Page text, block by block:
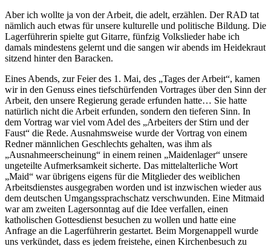
Aber ich wollte ja von der Arbeit, die adelt, erzählen. Der RAD tat
nämlich auch etwas für unsere kulturelle und politische Bildung. Die
Lagerführerin spielte gut Gitarre, fünfzig Volkslieder habe ich
damals mindestens gelernt und die sangen wir abends im Heidekraut
sitzend hinter den Baracken.
Eines Abends, zur Feier des 1. Mai, des
Tages der Arbeit , kamen
wir in den Genuss eines tiefschürfenden Vortrages über den Sinn der
Arbeit, den unsere Regierung gerade erfunden hatte… Sie hatte
natürlich nicht die Arbeit erfunden, sondern den tieferen Sinn. In
dem Vortrag war viel vom Adel des
Arbeiters der Stirn und der
Faust
die Rede. Ausnahmsweise wurde der Vortrag von einem
Redner männlichen Geschlechts gehalten, was ihm als
Ausnahmeerscheinung
in einem reinen Maidenlager
unsere
ungeteilte Aufmerksamkeit sicherte. Das mittelalterliche Wort
Maid
war übrigens eigens für die Mitglieder des weiblichen
Arbeitsdienstes ausgegraben worden und ist inzwischen wieder aus
dem deutschen Umgangssprachschatz verschwunden. Eine Mitmaid
war am zweiten Lagersonntag auf die Idee verfallen, einen
katholischen Gottesdienst besuchen zu wollen und hatte eine
Anfrage an die Lagerführerin gestartet. Beim Morgenappell wurde
uns verkündet, dass es jedem freistehe, einen Kirchenbesuch zu